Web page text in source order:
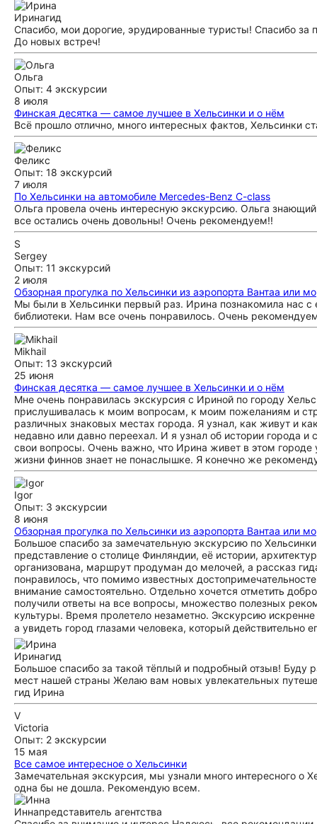
Иринагид
Спасибо, мои дорогие, эрудированные туристы! Спасибо
До новых встреч!
Ольга
Опыт: 4 экскурсии
8 июля
Финская десятка — самое лучшее в Хельсинки и о нём
Всё прошло отлично, много интересных фактов, Хельсинки
Феликс
Опыт: 18 экскурсий
7 июля
По Хельсинки на автомобиле Merсedes-Benz C-class
Ольга провела очень интересную экскурсию. Ольга
все остались очень довольны! Очень рекомендуем!!
S
Sergey
Опыт: 11 экскурсий
2 июля
Обзорная прогулка по Хельсинки из аэропорта Вантаа или
Мы были в Хельсинки первый раз. Ирина познакомила нас с
библиотеки. Нам все очень понравилось. Очень
Mikhail
Опыт: 13 экскурсий
25 июня
Финская десятка — самое лучшее в Хельсинки и о нём
Мне очень понравилась экскурсия с Ириной по городу
прислушивалась к моим вопросам, к моим пожеланиям и
различных знаковых местах города. Я узнал, как живут и
недавно или давно переехал. И я узнал об истории города
свои вопросы. Очень важно, что Ирина живет в этом
жизни финнов знает не понаслышке. Я конечно же
Igor
Опыт: 3 экскурсии
8 июня
Обзорная прогулка по Хельсинки из аэропорта Вантаа или
Большое спасибо за замечательную экскурсию по
представление о столице Финляндии, её истории,
организована, маршрут продуман до мелочей, а рассказ
понравилось, что помимо известных
внимание самостоятельно. Отдельно хочется отметить
получили ответы на все вопросы, множество полезных
культуры. Время пролетело незаметно. Экскурсию
а увидеть город глазами человека, который действительно его
Иринагид
Большое спасибо за такой тёплый и подробный отзыв! Буду
мест нашей страны Желаю вам новых увлекательных
гид Ирина
V
Victoria
Опыт: 2 экскурсии
15 мая
Все самое интересное о Хельсинки
Замечательная экскурсия, мы узнали много интересного о
одна бы не дошла. Рекомендую всем.
Иннапредставитель агентства